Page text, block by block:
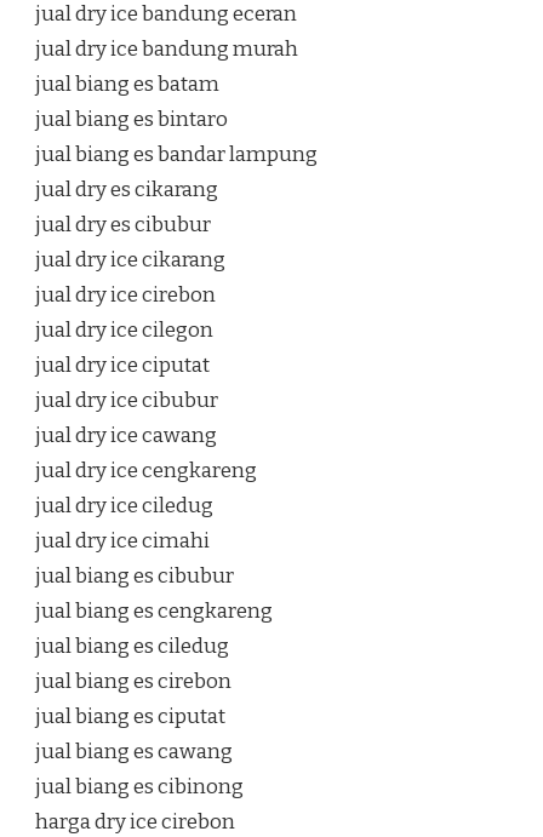
jual dry ice bandung eceran
jual dry ice bandung murah
jual biang es batam
jual biang es bintaro
jual biang es bandar lampung
jual dry es cikarang
jual dry es cibubur
jual dry ice cikarang
jual dry ice cirebon
jual dry ice cilegon
jual dry ice ciputat
jual dry ice cibubur
jual dry ice cawang
jual dry ice cengkareng
jual dry ice ciledug
jual dry ice cimahi
jual biang es cibubur
jual biang es cengkareng
jual biang es ciledug
jual biang es cirebon
jual biang es ciputat
jual biang es cawang
jual biang es cibinong
harga dry ice cirebon